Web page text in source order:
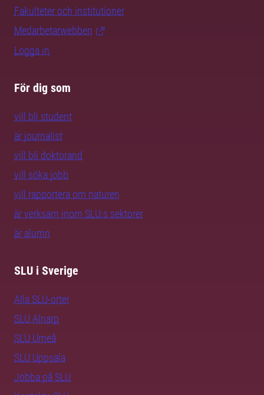
Fakulteter och institutioner
Medarbetarwebben
Logga in
För dig som
vill bli student
är journalist
vill bli doktorand
vill söka jobb
vill rapportera om naturen
är verksam inom SLU:s sektorer
är alumn
SLU i Sverige
Alla SLU-orter
SLU Alnarp
SLU Umeå
SLU Uppsala
Jobba på SLU